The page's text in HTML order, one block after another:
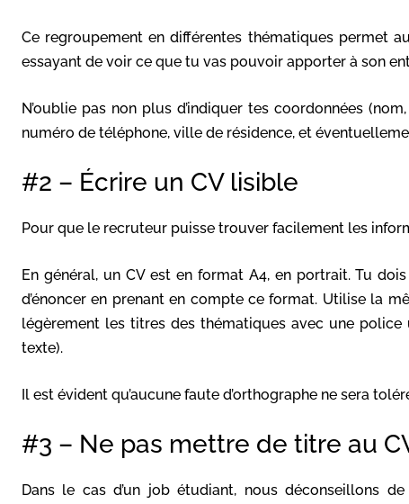
Ce regroupement en différentes thématiques permet
essayant de voir ce que tu vas pouvoir apporter à son
N’oublie pas non plus d’indiquer tes coordonnées
numéro de téléphone, ville de résidence, et
#2 – Écrire un CV lisible
Pour que le recruteur puisse trouver facilement les
En général, un CV est en format A4, en portrait. Tu
d’énoncer en prenant en compte ce format. Utilise la
légèrement les titres des thématiques avec une
texte).
Il est évident qu’aucune faute d’orthographe ne sera
#3 – Ne pas mettre de titre au
Dans le cas d’un job étudiant, nous déconseillons